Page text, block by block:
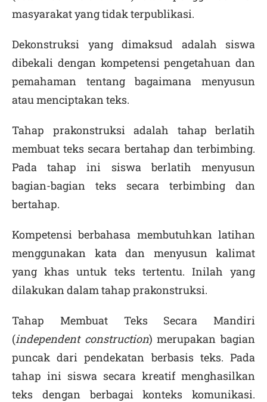
masyarakat yang tidak terpublikasi.
Dekonstruksi yang dimaksud adalah siswa
dibekali dengan kompetensi pengetahuan dan
pemahaman tentang bagaimana menyusun
atau menciptakan teks.
Tahap prakonstruksi adalah tahap berlatih
membuat teks secara bertahap dan terbimbing.
Pada tahap ini siswa berlatih menyusun
bagian-bagian teks secara terbimbing dan
bertahap.
Kompetensi berbahasa membutuhkan latihan
menggunakan kata dan menyusun kalimat
yang khas untuk teks tertentu. Inilah yang
dilakukan dalam tahap prakonstruksi.
Tahap Membuat Teks Secara Mandiri
(independent construction) merupakan bagian
puncak dari pendekatan berbasis teks. Pada
tahap ini siswa secara kreatif menghasilkan
teks dengan berbagai konteks komunikasi.